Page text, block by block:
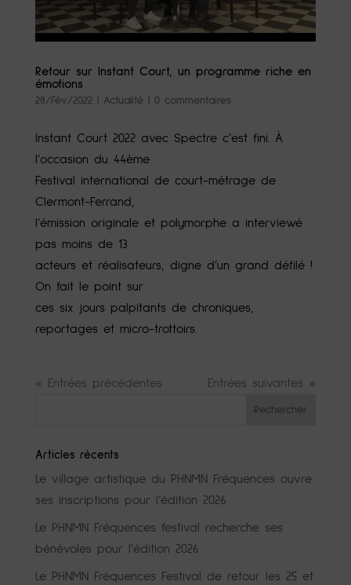
Retour sur Instant Court, un programme riche en
émotions
28/Fév/2022| Actualité| 0 commentaires
Instant Court 2022 avec Spectre c’est fini. À
l’occasion du 44ème
Festival international de court-métrage de
Clermont-Ferrand,
l’émission originale et polymorphe a interviewé
pas moins de 13
acteurs et réalisateurs, digne d’un grand défilé !
On fait le point sur
ces six jours palpitants de chroniques,
reportages et micro-trottoirs.
« Entrées précédentes Entrées suivantes »
Articles récents
Le village artistique du PHNMN Fréquences ouvre
ses inscriptions pour l’édition 2026
Le PHNMN Fréquences festival recherche ses
bénévoles pour l’édition 2026
Le PHNMN Fréquences Festival de retour les 25 et